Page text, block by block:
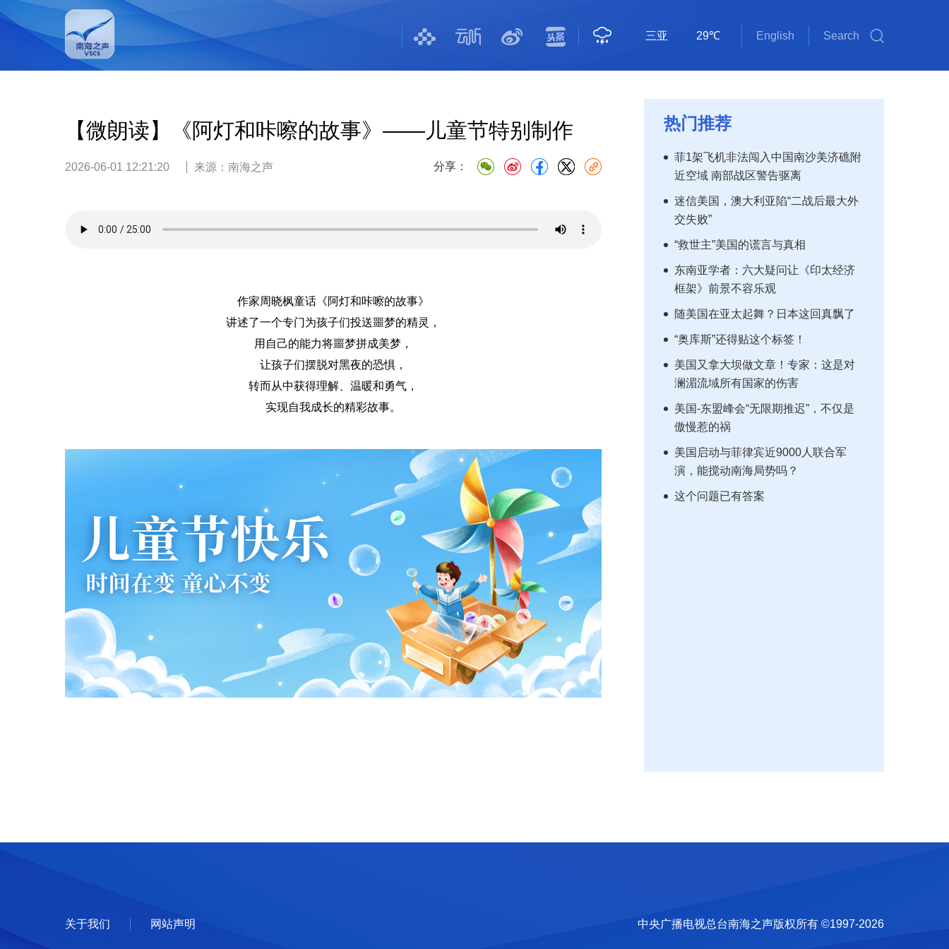
Search
English
河内 32℃
三沙 32℃
三亚 29℃
琼海 32℃
海口 30℃
斯里巴加湾 34℃
金边 34℃
雅加达 34℃
万象 29℃
吉隆坡 36℃
马尼拉 30℃
新加坡 33℃
曼谷 33℃
内比都 31℃
河内 32℃
三沙 32℃
【微朗读】《阿灯和咔嚓的故事》——儿童节特别制作
分享：
2026-06-01 12:21:20 来源： 南海之声
作家周晓枫童话《阿灯和咔嚓的故事》
讲述了一个专门为孩子们投送噩梦的精灵，
用自己的能力将噩梦拼成美梦，
让孩子们摆脱对黑夜的恐惧，
转而从中获得理解、温暖和勇气，
实现自我成长的精彩故事。
热门推荐
菲1架飞机非法闯入中国南沙美济礁附
近空域 南部战区警告驱离
迷信美国，澳大利亚陷“二战后最大外
交失败”
“救世主”美国的谎言与真相
东南亚学者：六大疑问让《印太经济
框架》前景不容乐观
随美国在亚太起舞？日本这回真飘了
“奥库斯”还得贴这个标签！
美国又拿大坝做文章！专家：这是对
澜湄流域所有国家的伤害
美国-东盟峰会“无限期推迟”，不仅是
傲慢惹的祸
美国启动与菲律宾近9000人联合军
演，能搅动南海局势吗？
这个问题已有答案
关于我们 网站声明 中央广播电视总台南海之声版权所有 ©1997-2026